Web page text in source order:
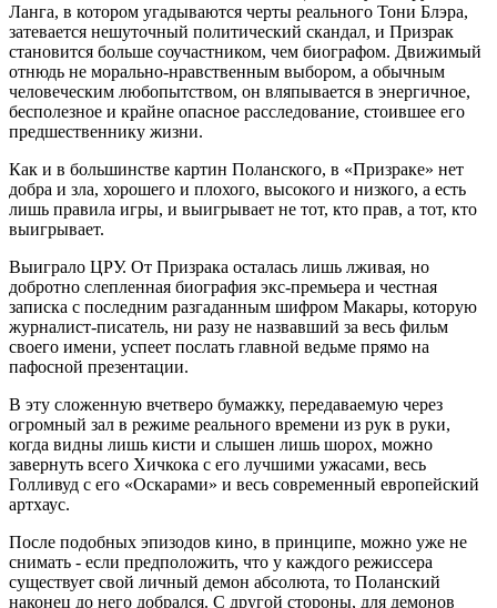
Ланга, в котором угадываются черты реального Тони Блэра,
затевается нешуточный политический скандал, и Призрак
становится больше соучастником, чем биографом. Движимый
отнюдь не морально-нравственным выбором, а обычным
человеческим любопытством, он вляпывается в энергичное,
бесполезное и крайне опасное расследование, стоившее его
предшественнику жизни.
Как и в большинстве картин Поланского, в «Призраке» нет
добра и зла, хорошего и плохого, высокого и низкого, а есть
лишь правила игры, и выигрывает не тот, кто прав, а тот, кто
выигрывает.
Выиграло ЦРУ. От Призрака осталась лишь лживая, но
добротно слепленная биография экс-премьера и честная
записка с последним разгаданным шифром Макары, которую
журналист-писатель, ни разу не назвавший за весь фильм
своего имени, успеет послать главной ведьме прямо на
пафосной презентации.
В эту сложенную вчетверо бумажку, передаваемую через
огромный зал в режиме реального времени из рук в руки,
когда видны лишь кисти и слышен лишь шорох, можно
завернуть всего Хичкока с его лучшими ужасами, весь
Голливуд с его «Оскарами» и весь современный европейский
артхаус.
После подобных эпизодов кино, в принципе, можно уже не
снимать - если предположить, что у каждого режиссера
существует свой личный демон абсолюта, то Поланский
наконец до него добрался. С другой стороны, для демонов